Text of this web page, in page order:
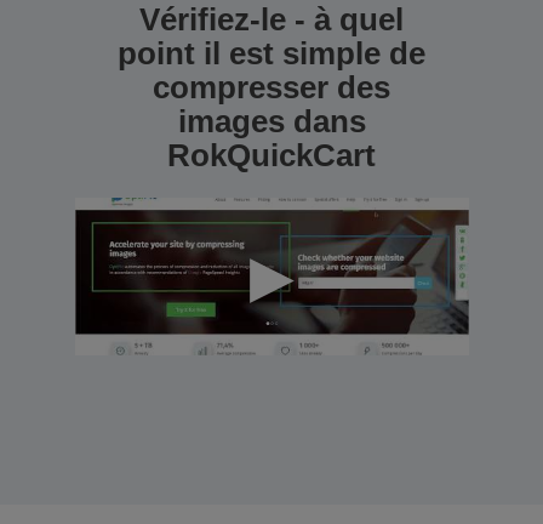
Vérifiez-le - à quel
point il est simple de
compresser des
images dans
RokQuickCart